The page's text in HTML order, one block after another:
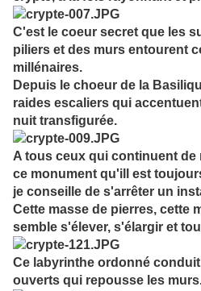
C'est le coeur secret que les
piliers et des murs entourent
millénaires.
Depuis le choeur de la
raides escaliers qui
nuit transfigurée.
A tous ceux qui continuent
ce monument qu'ill est
je conseille de s'arrêter un
Cette masse de pierres, cette
semble s'élever, s'élargir et
Ce labyrinthe ordonné
ouverts qui repousse les